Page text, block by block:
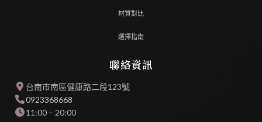
材質對比
選擇指南
聯絡資訊
台南市南區健康路二段123號
0923368668
11:00 – 20:00